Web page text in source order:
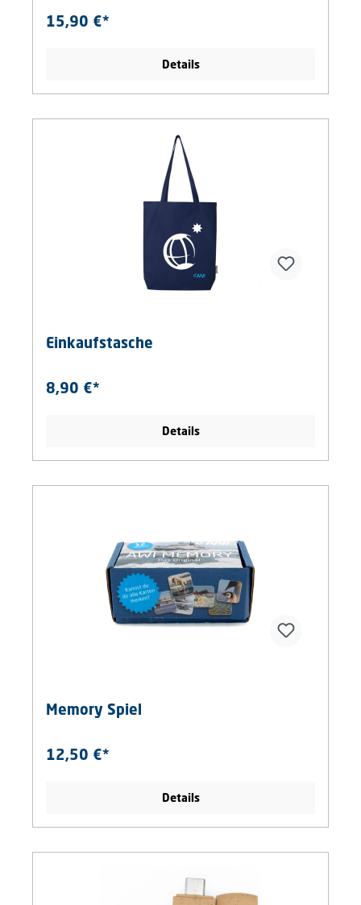
15,90 €*
Details
Einkaufstasche
8,90 €*
Details
Memory Spiel
12,50 €*
Details